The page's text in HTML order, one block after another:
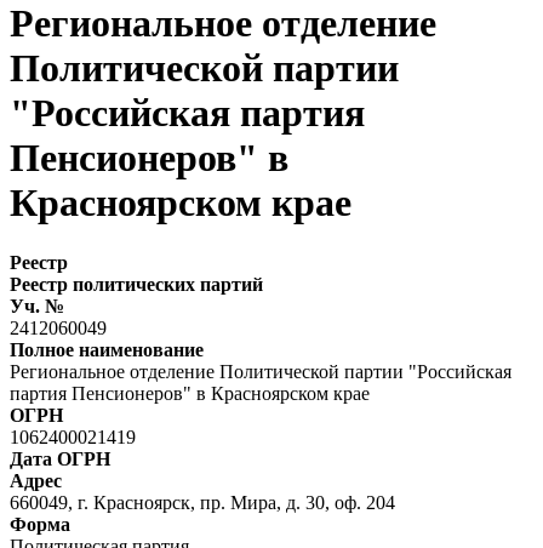
Региональное отделение
Политической партии
"Российская партия
Пенсионеров" в
Красноярском крае
Реестр
Реестр политических партий
Уч. №
2412060049
Полное наименование
Региональное отделение Политической партии "Российская
партия Пенсионеров" в Красноярском крае
ОГРН
1062400021419
Дата ОГРН
Адрес
660049, г. Красноярск, пр. Мира, д. 30, оф. 204
Форма